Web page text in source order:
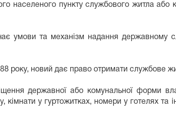
населеного пункту службового житла або
умови та механізм надання державному
року, новий дає право отримати службове
державної або комунальної форми
кімнати у гуртожитках, номери у готелях